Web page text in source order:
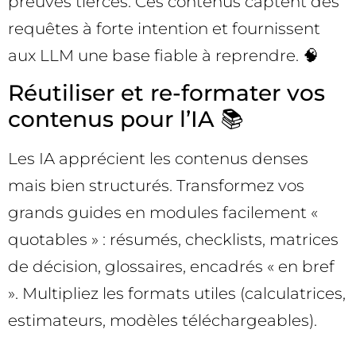
requêtes à forte intention et fournissent
aux LLM une base fiable à reprendre. 🧠
Réutiliser et re-formater vos
contenus pour l’IA 📚
Les IA apprécient les contenus denses
mais bien structurés. Transformez vos
grands guides en modules facilement «
quotables » : résumés, checklists, matrices
de décision, glossaires, encadrés « en bref
». Multipliez les formats utiles (calculatrices,
estimateurs, modèles téléchargeables).